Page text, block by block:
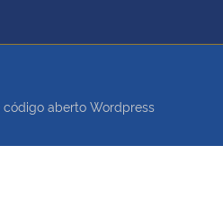
código aberto Wordpress